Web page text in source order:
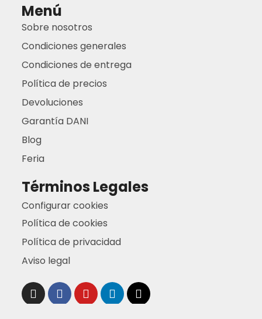
Menú
Sobre nosotros
Condiciones generales
Condiciones de entrega
Política de precios
Devoluciones
Garantía DANI
Blog
Feria
Términos Legales
Configurar cookies
Política de cookies
Política de privacidad
Aviso legal